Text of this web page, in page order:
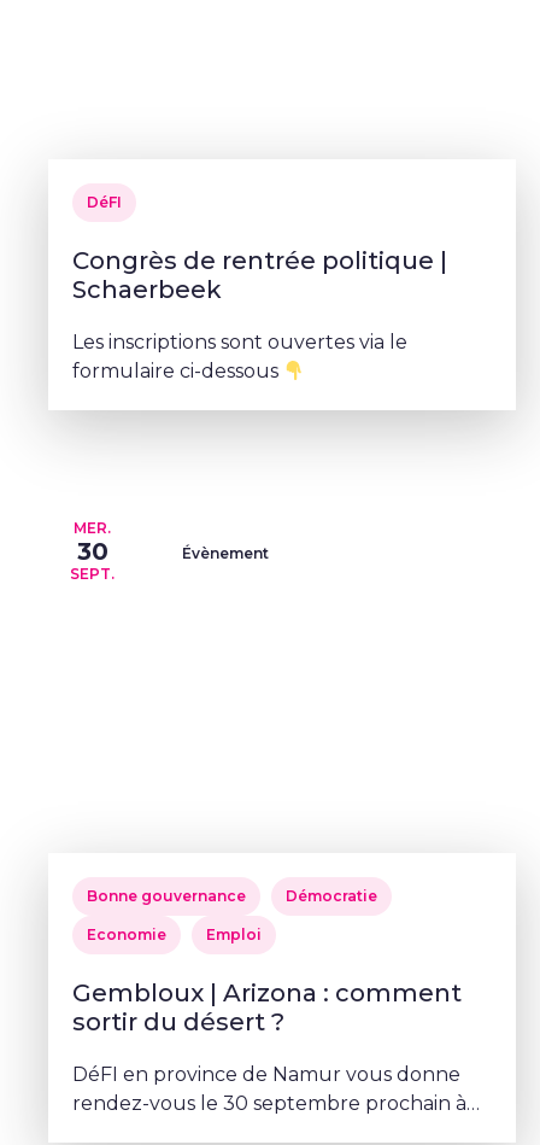
DéFI
Congrès de rentrée politique |
Schaerbeek
Les inscriptions sont ouvertes via le
formulaire ci-dessous
MER.
30
SEPT.
Évènement
Bonne gouvernance Démocratie
Economie Emploi
Gembloux | Arizona : comment
sortir du désert ?
DéFI en province de Namur vous donne
rendez-vous le 30 septembre prochain à